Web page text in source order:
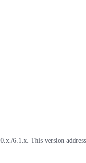
6.1.x. This version